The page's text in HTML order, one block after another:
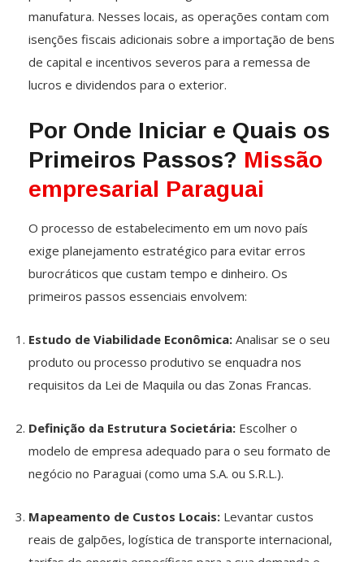
manufatura. Nesses locais, as operações contam com
isenções fiscais adicionais sobre a importação de bens
de capital e incentivos severos para a remessa de
lucros e dividendos para o exterior.
Por Onde Iniciar e Quais os
Primeiros Passos? Missão
empresarial Paraguai
O processo de estabelecimento em um novo país
exige planejamento estratégico para evitar erros
burocráticos que custam tempo e dinheiro. Os
primeiros passos essenciais envolvem:
Estudo de Viabilidade Econômica: Analisar se o seu
produto ou processo produtivo se enquadra nos
requisitos da Lei de Maquila ou das Zonas Francas.
Definição da Estrutura Societária: Escolher o
modelo de empresa adequado para o seu formato de
negócio no Paraguai (como uma S.A. ou S.R.L.).
Mapeamento de Custos Locais: Levantar custos
reais de galpões, logística de transporte internacional,